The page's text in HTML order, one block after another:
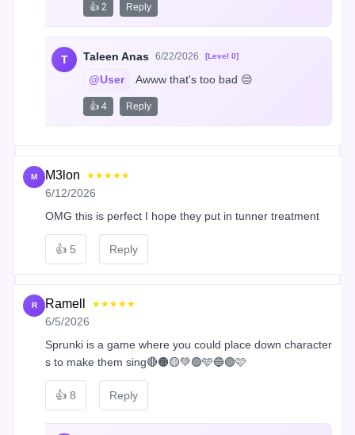
👍 2 Reply
T Taleen Anas 6/22/2026 [Level 0]
@User Awww that's too bad 😔
👍 4 Reply
M M3lon ★★★★★
6/12/2026
OMG this is perfect I hope they put in tunner treatment
👍 5 Reply
R Ramell ★★★★★
6/5/2026
Sprunki is a game where you could place down character
s to make them sing🔴🟠🟡💚🟢🩵🔵🟣🩷
👍 8 Reply